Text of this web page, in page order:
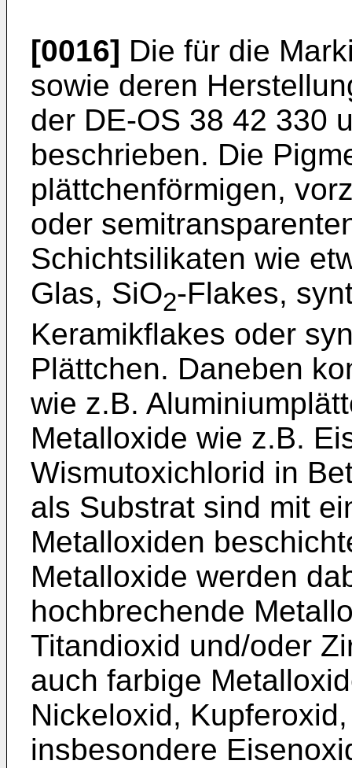
[0016] Die für die
sowie deren
der DE-OS 38 42 330
beschrieben. Die
plättchenförmigen,
oder
Schichtsilikaten wie
Glas, SiO2-Flakes,
Keramikflakes oder
Plättchen. Daneben
wie z.B.
Metalloxide wie z.B.
Wismutoxichlorid in
als Substrat sind mit
Metalloxiden
Metalloxide werden
hochbrechende
Titandioxid und/oder
auch farbige
Nickeloxid,
insbesondere